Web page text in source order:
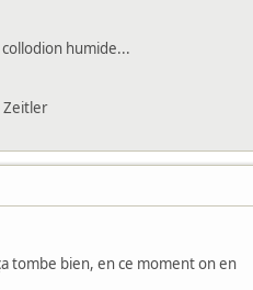
humide...
Zeitler
tombe bien, en ce moment on en